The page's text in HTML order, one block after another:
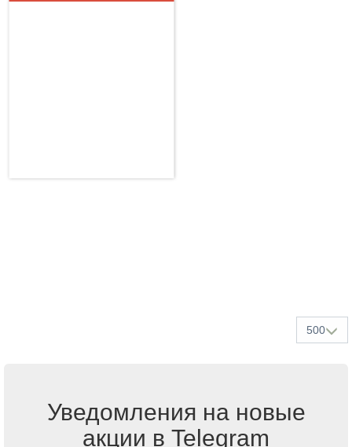
500
Уведомления на новые
акции в Telegram